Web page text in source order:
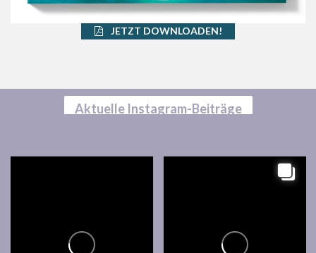
JETZT DOWNLOADEN!
Aktuelle Instagram-Beiträge